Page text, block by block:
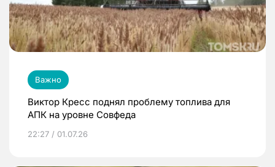
Важно
Виктор Кресс поднял проблему топлива для
АПК на уровне Совфеда
22:27 / 01.07.26